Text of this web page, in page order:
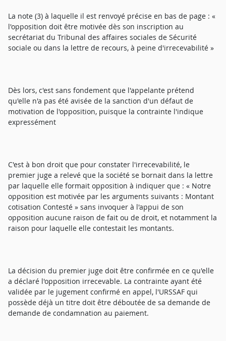
La note (3) à laquelle il est renvoyé précise en bas de page : «
l'opposition doit être motivée dès son inscription au
secrétariat du Tribunal des affaires sociales de Sécurité
sociale ou dans la lettre de recours, à peine d'irrecevabilité »
Dès lors, c'est sans fondement que l'appelante prétend
qu'elle n'a pas été avisée de la sanction d'un défaut de
motivation de l'opposition, puisque la contrainte l'indique
expressément
C'est à bon droit que pour constater l'irrecevabilité, le
premier juge a relevé que la société se bornait dans la lettre
par laquelle elle formait opposition à indiquer que : « Notre
opposition est motivée par les arguments suivants : Montant
cotisation Contesté » sans invoquer à l'appui de son
opposition aucune raison de fait ou de droit, et notamment la
raison pour laquelle elle contestait les montants.
La décision du premier juge doit être confirmée en ce qu'elle
a déclaré l'opposition irrecevable. La contrainte ayant été
validée par le jugement confirmé en appel, l'URSSAF qui
possède déjà un titre doit être déboutée de sa demande de
demande de condamnation au paiement.